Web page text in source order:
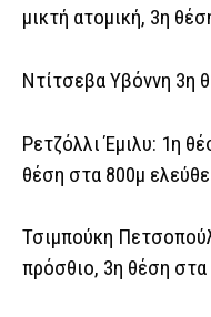
μικτή ατομική, 3η
Ντίτσεβα Υβόννη 3η
Ρετζόλλι Έμιλυ: 1η
θέση στα 800μ
Τσιμπούκη
πρόσθιο, 3η θέση